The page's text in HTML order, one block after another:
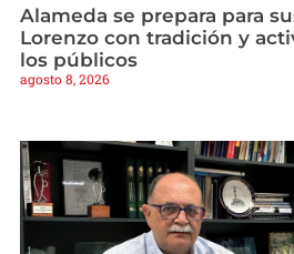
Alameda se prepara para
Lorenzo con tradición y
los públicos
agosto 8, 2026